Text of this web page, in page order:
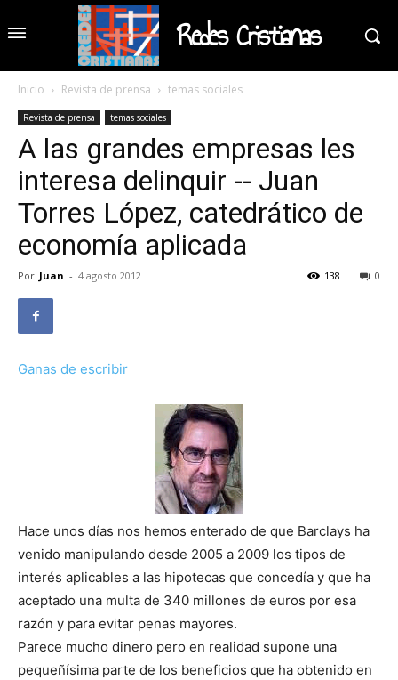
Redes Cristianas
Inicio Revista de prensa temas sociales
Revista de prensa temas sociales
A las grandes empresas les
interesa delinquir -- Juan
Torres López, catedrático de
economía aplicada
Por Juan - 4 agosto 2012 0
138
Ganas de escribir
Hace unos días nos hemos enterado de que Barclays ha
venido manipulando desde 2005 a 2009 los tipos de
interés aplicables a las hipotecas que concedía y que ha
aceptado una multa de 340 millones de euros por esa
razón y para evitar penas mayores.
Parece mucho dinero pero en realidad supone una
pequeñísima parte de los beneficios que ha obtenido en